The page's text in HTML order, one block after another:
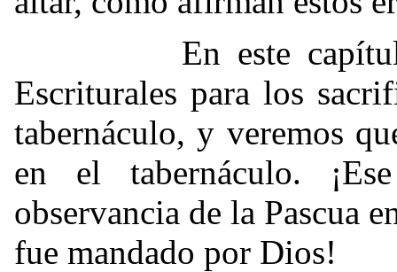
En este capítulo,
Escriturales para los
tabernáculo, y veremos
en el tabernáculo.
observancia de la Pascua
fue mandado por Dios!